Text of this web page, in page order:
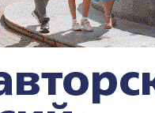
Виталий Милонов
от Москвы до
помогла бы
создавая